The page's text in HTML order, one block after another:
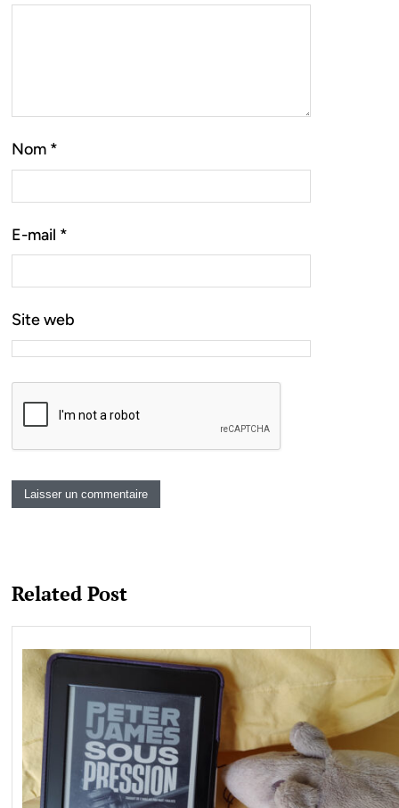
Nom *
E-mail *
Site web
Related Post